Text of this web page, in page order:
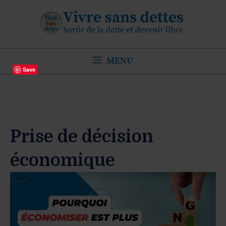
MENU
Prise de décision
économique
Save